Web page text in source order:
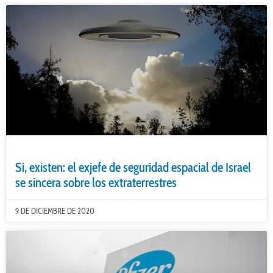
Sí, existen: el exjefe de seguridad espacial de Israel
se sincera sobre los extraterrestres
9 DE DICIEMBRE DE 2020